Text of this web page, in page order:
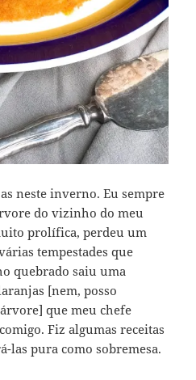
neste inverno. Eu sempre
do vizinho do meu
prolífica, perdeu um
tempestades que
quebrado saiu uma
[nem, posso
que meu chefe
Fiz algumas receitas
las pura como sobremesa.